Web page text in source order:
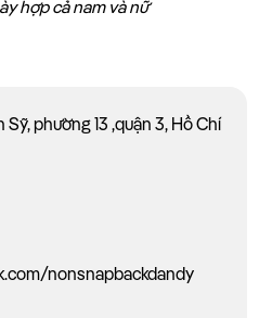
hợp cả nam và nữ
phường 13 ,quận 3, Hồ Chí
nonsnapbackdandy